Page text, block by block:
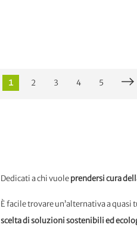
1 2 3 4 5
Dedicati a chi vuoleprendersi cura
È facile trovare un’alternativa a
scelta di soluzioni sostenibili ed